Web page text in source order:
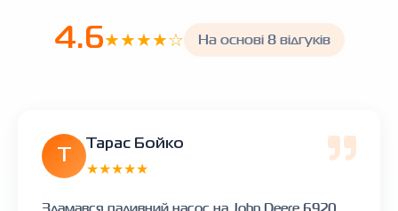
4.6★★★★☆ На основі 8 відгуків
Тарас Бойко
★★★★★